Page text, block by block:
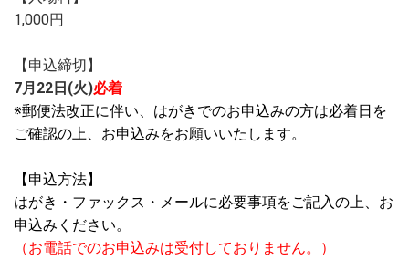
1,000円
【申込締切】
7月22日(火)必着
※郵便法改正に伴い、はがきでのお申込みの方は必着日を
ご確認の上、お申込みをお願いいたします。
【申込方法】
はがき・ファックス・メールに必要事項をご記入の上、お
申込みください。
（お電話でのお申込みは受付しておりません。）